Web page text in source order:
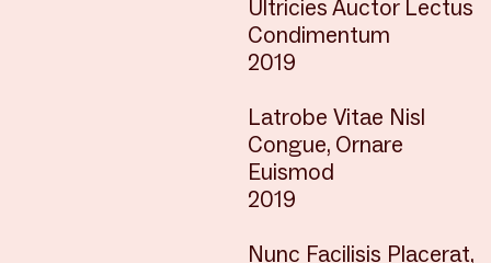
Ultricies Auctor Lectus
Condimentum
2019
Latrobe Vitae Nisl
Congue, Ornare
Euismod
2019
Nunc Facilisis Placerat,